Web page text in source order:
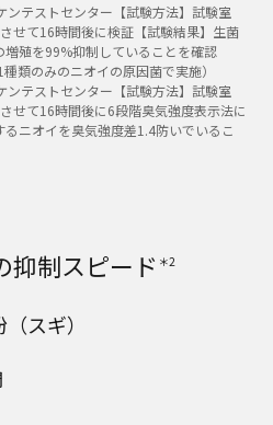
テストセンター【試験方法】試験室
せて16時間後に検証【試験結果】生菌
殖を99%抑制していることを確認
類のみのニオイの原因菌で実施）
テストセンター【試験方法】試験室
せて16時間後に6段階臭気強度表示法に
ニオイを臭気強度差1.4防いでいるこ
抑制スピード ＊2
スギ）